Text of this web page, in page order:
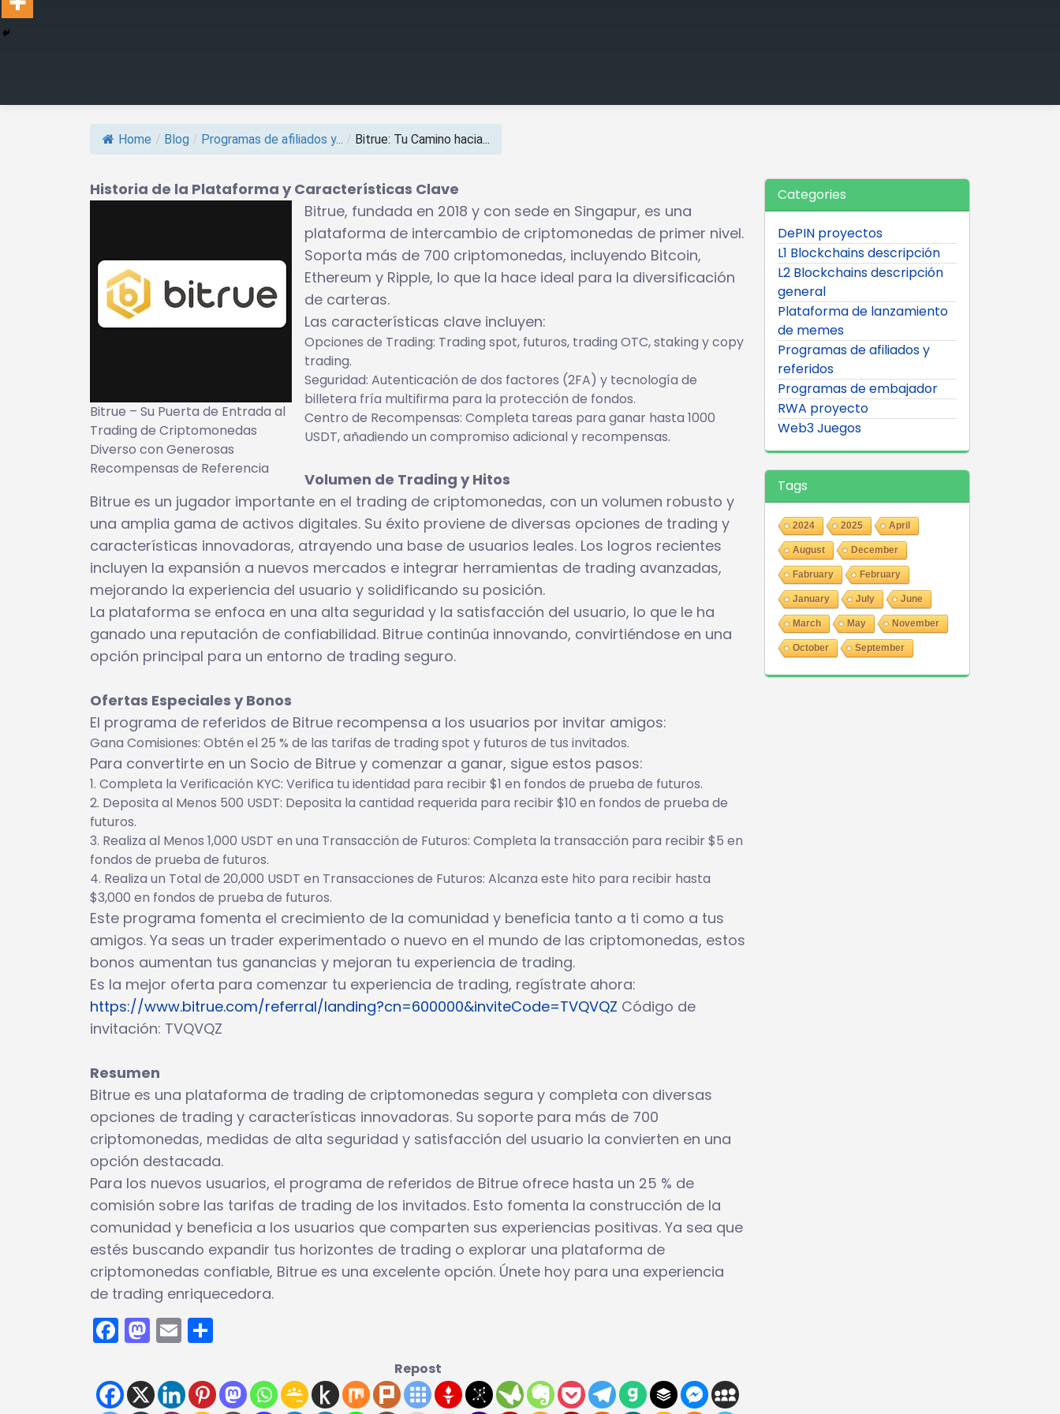
Home / Blog / Programas de afiliados y... / Bitrue: Tu Camino hacia...
Historia de la Plataforma y Características Clave
Bitrue – Su Puerta de Entrada al
Trading de Criptomonedas
Diverso con Generosas
Recompensas de Referencia
Bitrue, fundada en 2018 y con sede en Singapur, es una
plataforma de intercambio de criptomonedas de primer nivel.
Soporta más de 700 criptomonedas, incluyendo Bitcoin,
Ethereum y Ripple, lo que la hace ideal para la diversificación
de carteras.
Las características clave incluyen:
Opciones de Trading: Trading spot, futuros, trading OTC, staking y copy
trading.
Seguridad: Autenticación de dos factores (2FA) y tecnología de
billetera fría multifirma para la protección de fondos.
Centro de Recompensas: Completa tareas para ganar hasta 1000
USDT, añadiendo un compromiso adicional y recompensas.
Volumen de Trading y Hitos
Bitrue es un jugador importante en el trading de criptomonedas, con un volumen robusto y
una amplia gama de activos digitales. Su éxito proviene de diversas opciones de trading y
características innovadoras, atrayendo una base de usuarios leales. Los logros recientes
incluyen la expansión a nuevos mercados e integrar herramientas de trading avanzadas,
mejorando la experiencia del usuario y solidificando su posición.
La plataforma se enfoca en una alta seguridad y la satisfacción del usuario, lo que le ha
ganado una reputación de confiabilidad. Bitrue continúa innovando, convirtiéndose en una
opción principal para un entorno de trading seguro.
Ofertas Especiales y Bonos
El programa de referidos de Bitrue recompensa a los usuarios por invitar amigos:
Gana Comisiones: Obtén el 25 % de las tarifas de trading spot y futuros de tus invitados.
Para convertirte en un Socio de Bitrue y comenzar a ganar, sigue estos pasos:
Completa la Verificación KYC: Verifica tu identidad para recibir $1 en fondos de prueba de futuros.
Deposita al Menos 500 USDT: Deposita la cantidad requerida para recibir $10 en fondos de prueba de
futuros.
Realiza al Menos 1,000 USDT en una Transacción de Futuros: Completa la transacción para recibir $5 en
fondos de prueba de futuros.
Realiza un Total de 20,000 USDT en Transacciones de Futuros: Alcanza este hito para recibir hasta
$3,000 en fondos de prueba de futuros.
Este programa fomenta el crecimiento de la comunidad y beneficia tanto a ti como a tus
amigos. Ya seas un trader experimentado o nuevo en el mundo de las criptomonedas, estos
bonos aumentan tus ganancias y mejoran tu experiencia de trading.
Es la mejor oferta para comenzar tu experiencia de trading, regístrate ahora:
https://www.bitrue.com/referral/landing?cn=600000&inviteCode=TVQVQZ Código de
invitación: TVQVQZ
Resumen
Bitrue es una plataforma de trading de criptomonedas segura y completa con diversas
opciones de trading y características innovadoras. Su soporte para más de 700
criptomonedas, medidas de alta seguridad y satisfacción del usuario la convierten en una
opción destacada.
Para los nuevos usuarios, el programa de referidos de Bitrue ofrece hasta un 25 % de
comisión sobre las tarifas de trading de los invitados. Esto fomenta la construcción de la
comunidad y beneficia a los usuarios que comparten sus experiencias positivas. Ya sea que
estés buscando expandir tus horizontes de trading o explorar una plataforma de
criptomonedas confiable, Bitrue es una excelente opción. Únete hoy para una experiencia
de trading enriquecedora.
Facebook
Mastodon
Email
Repost
Categories
DePIN proyectos
L1 Blockchains descripción
L2 Blockchains descripción
general
Plataforma de lanzamiento
de memes
Programas de afiliados y
referidos
Programas de embajador
RWA proyecto
Web3 Juegos
Tags
2024 2025 April
August December
Fabruary February
January July June
March May November
October September